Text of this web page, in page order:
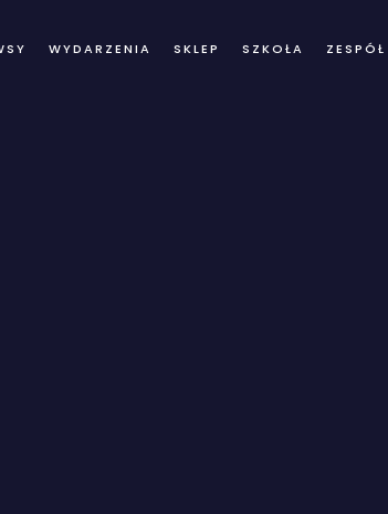
WYDARZENIA SKLEP SZKOŁA ZESPÓŁ